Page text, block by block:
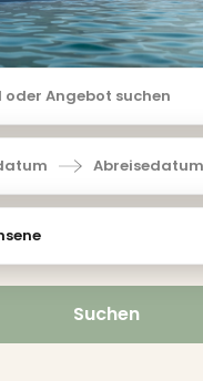
oder Angebot suchen
Abreisedatum
Suchen